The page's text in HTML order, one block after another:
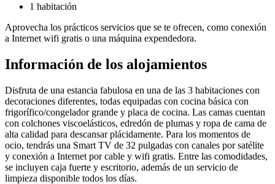
1 habitación
Aprovecha los prácticos servicios que se te ofrecen, como conexión
a Internet wifi gratis o una máquina expendedora.
Información de los alojamientos
Disfruta de una estancia fabulosa en una de las 3 habitaciones con
decoraciones diferentes, todas equipadas con cocina básica con
frigorífico/congelador grande y placa de cocina. Las camas cuentan
con colchones viscoelásticos, edredón de plumas y ropa de cama de
alta calidad para descansar plácidamente. Para los momentos de
ocio, tendrás una Smart TV de 32 pulgadas con canales por satélite
y conexión a Internet por cable y wifi gratis. Entre las comodidades,
se incluyen caja fuerte y escritorio, además de un servicio de
limpieza disponible todos los días.